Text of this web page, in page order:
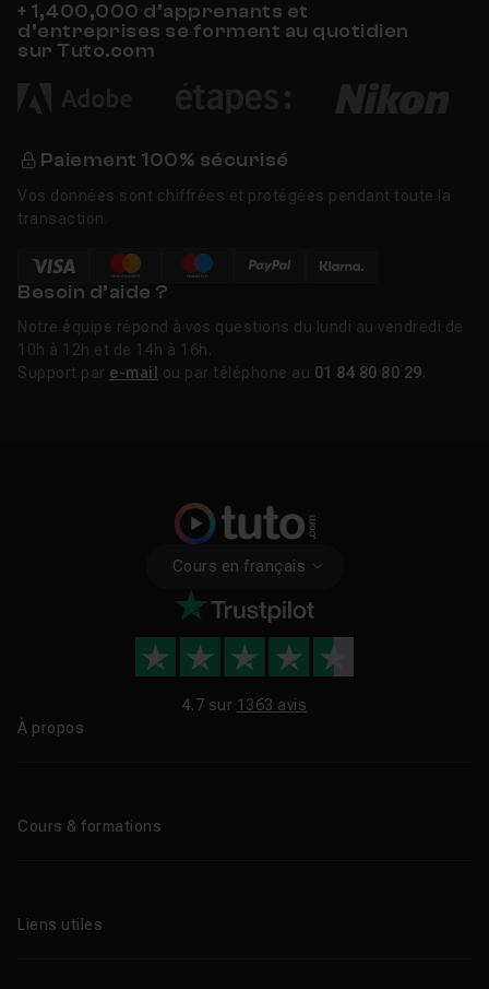
+ 1,400,000 d’apprenants et
d’entreprises se forment au quotidien
sur Tuto.com
Paiement 100% sécurisé
Vos données sont chiffrées et protégées pendant toute la
transaction.
Besoin d’aide ?
Notre équipe répond à vos questions du lundi au vendredi de
10h à 12h et de 14h à 16h.
Support par e-mail ou par téléphone au 01 84 80 80 29
Cours en français
4.7 sur 1363 avis
À propos
Cours & formations
Formations certifiantes
Liens utiles